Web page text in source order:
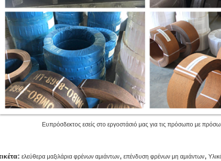
εσείς στο εργοστάσιό μας για τις πρόσωπο με πρόσωπο
ελεύθερα μαξιλάρια φρένων αμιάντων, επένδυση φρένων μη αμιάντων,